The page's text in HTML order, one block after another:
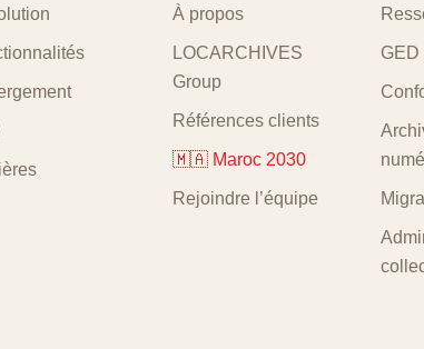
À propos
LOCARCHIVES
Group
Références clients
🇲🇦 Maroc 2030
Rejoindre l’équipe
GED